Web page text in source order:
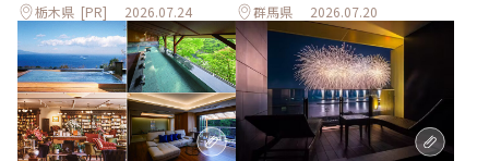
栃木県 [PR] 2026.07.24 群馬県 2026.07.20